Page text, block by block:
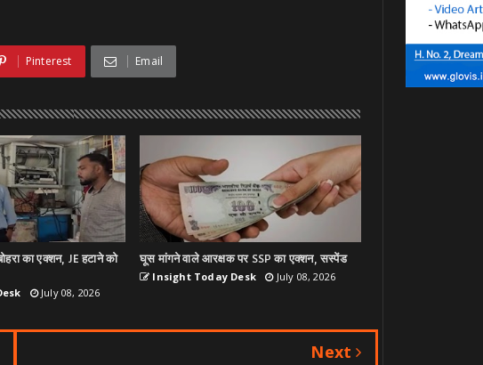
Pinterest Email
का एक्शन, JE हटाने को
July 08, 2026
घूस मांगने वाले आरक्षक पर SSP का एक्शन, सस्पेंड
Insight Today Desk July 08, 2026
Next